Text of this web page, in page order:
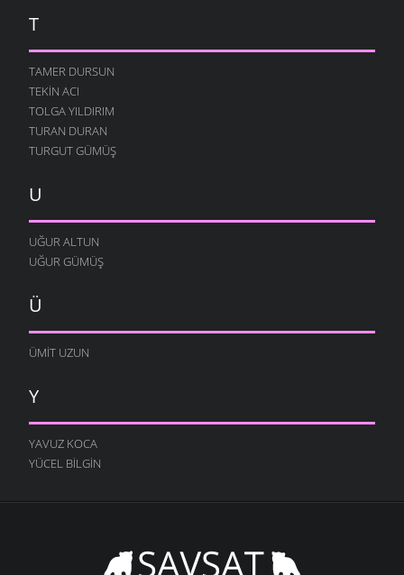
T
TAMER DURSUN
TEKIN ACI
TOLGA YILDIRIM
TURAN DURAN
TURGUT GÜMÜŞ
U
UĞUR ALTUN
UĞUR GÜMÜŞ
Ü
ÜMIT UZUN
Y
YAVUZ KOCA
YÜCEL BILGIN